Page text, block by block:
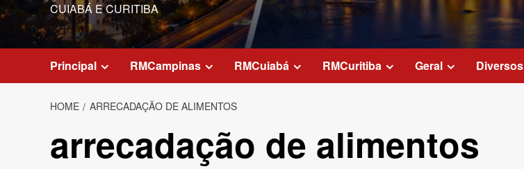
CUIABÁ E CURITIBA
Principal RMCampinas RMCuiabá RMCuritiba Geral Diversos
HOME ARRECADAÇÃO DE ALIMENTOS
arrecadação de alimentos